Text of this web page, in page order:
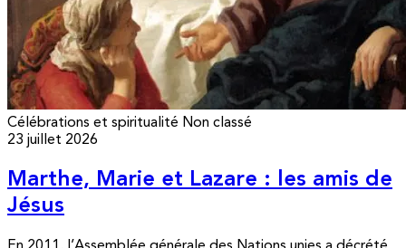
Célébrations et spiritualité Non classé
23 juillet 2026
Marthe, Marie et Lazare : les amis de
Jésus